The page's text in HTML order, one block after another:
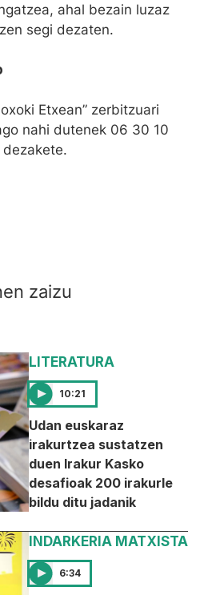
ahal bezain luzaz
segi dezaten.
Etxean” zerbitzuari
nahi dutenek 06 30 10
zaizu
LITERATURA
10:21
Udan euskaraz
irakurtzea sustatzen
duen Irakur Kasko
desafioak 200 irakurle
bildu ditu jadanik
INDARKERIA MATXISTA
6:34